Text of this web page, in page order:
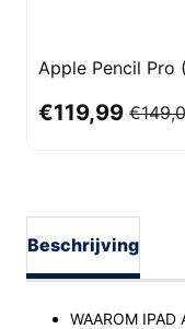
Apple Pencil Pro
€119,99
Beschrijving
WAAROM